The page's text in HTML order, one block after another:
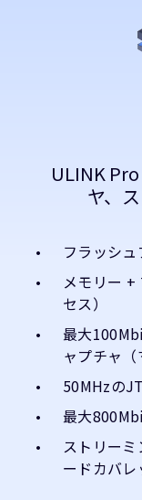
ULINK
ヤ、
フラッシ
メモリー +
セス）
最大
ャプチャ（
50MHzの
最大
ストリー
ードカバ